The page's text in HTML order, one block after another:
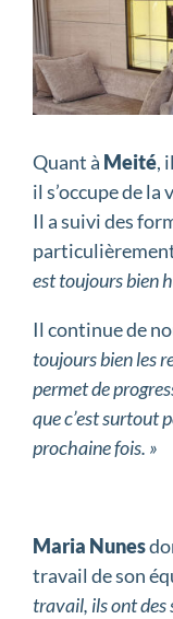
Quant à Meité,
il s’occupe de
Il a suivi des
est toujours bien
Il continue de
toujours bien les
permet de
que c’est surtout
prochaine fois. »
Maria Nunes
travail de son
travail, ils ont des